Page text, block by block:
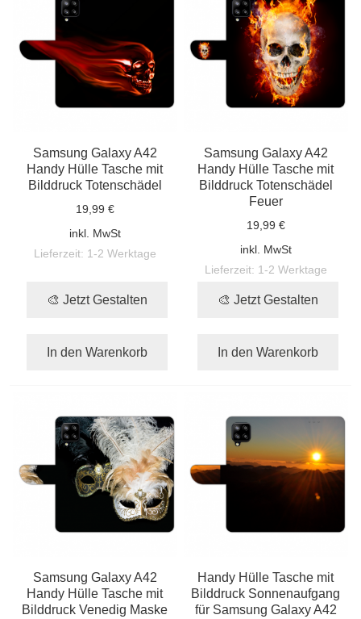
Samsung Galaxy A42
Handy Hülle Tasche mit
Bilddruck Totenschädel
19,99 €
inkl. MwSt
Lieferzeit: 1-2 Werktage
🎨 Jetzt Gestalten
In den Warenkorb
Samsung Galaxy A42
Handy Hülle Tasche mit
Bilddruck Totenschädel
Feuer
19,99 €
inkl. MwSt
Lieferzeit: 1-2 Werktage
🎨 Jetzt Gestalten
In den Warenkorb
Samsung Galaxy A42
Handy Hülle Tasche mit
Bilddruck Venedig Maske
Handy Hülle Tasche mit
Bilddruck Sonnenaufgang
für Samsung Galaxy A42